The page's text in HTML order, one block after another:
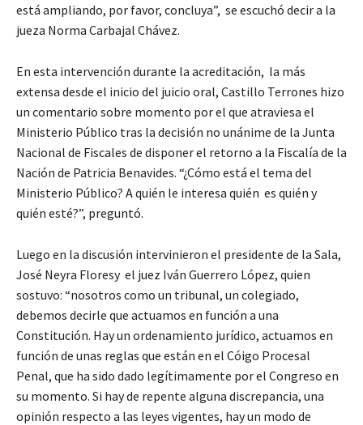
está ampliando, por favor, concluya”, se escuchó decir a la
jueza Norma Carbajal Chávez.
En esta intervención durante la acreditación, la más
extensa desde el inicio del juicio oral, Castillo Terrones hizo
un comentario sobre momento por el que atraviesa el
Ministerio Público tras la decisión no unánime de la Junta
Nacional de Fiscales de disponer el retorno a la Fiscalía de la
Nación de Patricia Benavides. “¿Cómo está el tema del
Ministerio Público? A quién le interesa quién es quién y
quién esté?”, preguntó.
Luego en la discusión intervinieron el presidente de la Sala,
José Neyra Floresy el juez Iván Guerrero López, quien
sostuvo: “nosotros como un tribunal, un colegiado,
debemos decirle que actuamos en función a una
Constitución. Hay un ordenamiento jurídico, actuamos en
función de unas reglas que están en el Cóigo Procesal
Penal, que ha sido dado legítimamente por el Congreso en
su momento. Si hay de repente alguna discrepancia, una
opinión respecto a las leyes vigentes, hay un modo de